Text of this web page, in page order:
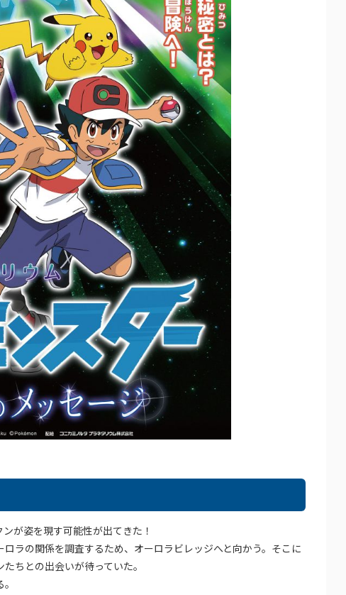
が姿を現す可能性が出てきた！
ラの関係を調査するため、オーロラビレッジへと向かう。そこに
ちとの出会いが待っていた。